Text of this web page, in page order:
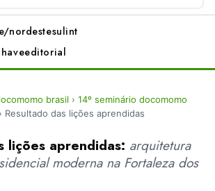
nordestesulint
editorial
brasil › 14º seminário docomomo
› Resultado das lições aprendidas
lições aprendidas: arquitetura
moderna na Fortaleza dos